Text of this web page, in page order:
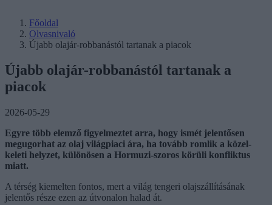
Főoldal
Olvasnivaló
Újabb olajár-robbanástól tartanak a piacok
Újabb olajár-robbanástól tartanak a
piacok
2026-05-29
Egyre több elemző figyelmeztet arra, hogy ismét jelentősen
megugorhat az olaj világpiaci ára, ha tovább romlik a közel-
keleti helyzet, különösen a Hormuzi-szoros körüli konfliktus
miatt.
A térség kiemelten fontos, mert a világ tengeri olajszállításának
jelentős része ezen az útvonalon halad át.